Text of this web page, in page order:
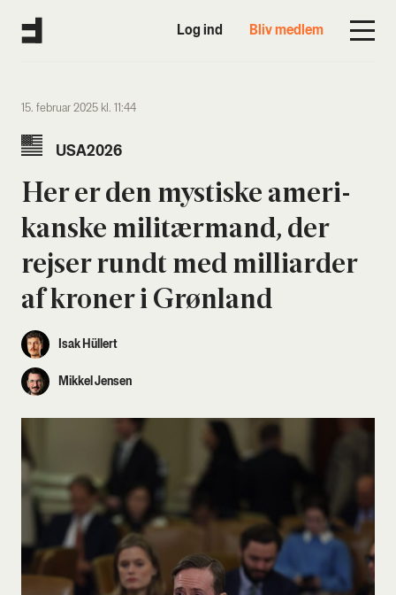
Log ind Bliv medlem
15. februar 2025 kl. 11:44
USA2026
Her er den mysti­ske ame­ri­
kan­ske mili­tærmand, der
rej­ser rundt med mil­li­ar­der
af kro­ner i Grøn­land
Isak Hüllert
Mikkel Jensen